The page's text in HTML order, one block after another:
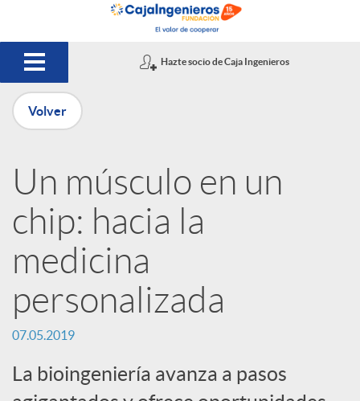
Saltar al contenido principal
Hazte socio de Caja Ingenieros
u
b
l
i
Volver
Un músculo en un
chip: hacia la
medicina
personalizada
07.05.2019
La bioingeniería avanza a pasos